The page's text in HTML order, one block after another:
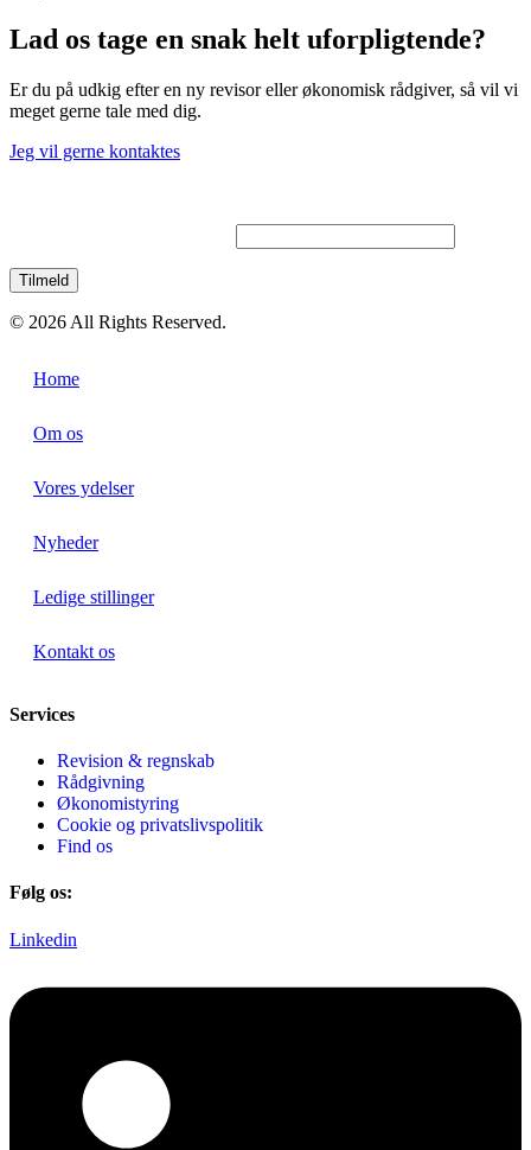
Lad os tage en snak helt uforpligtende?
Er du på udkig efter en ny revisor eller økonomisk rådgiver, så vil vi
meget gerne tale med dig.
Jeg vil gerne kontaktes
© 2026 All Rights Reserved.
Home
Om os
Vores ydelser
Nyheder
Ledige stillinger
Kontakt os
Services
Revision & regnskab
Rådgivning
Økonomistyring
Cookie og privatslivspolitik
Find os
Følg os:
Linkedin